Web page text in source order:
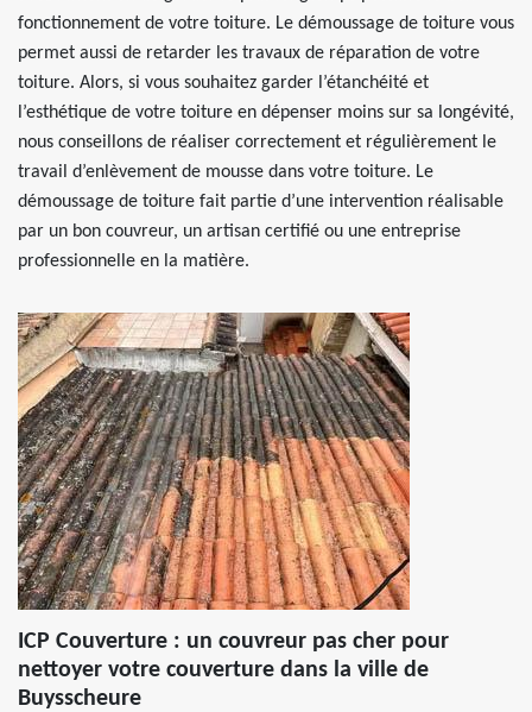
fonctionnement de votre toiture. Le démoussage de toiture vous
permet aussi de retarder les travaux de réparation de votre
toiture. Alors, si vous souhaitez garder l’étanchéité et
l’esthétique de votre toiture en dépenser moins sur sa longévité,
nous conseillons de réaliser correctement et régulièrement le
travail d’enlèvement de mousse dans votre toiture. Le
démoussage de toiture fait partie d’une intervention réalisable
par un bon couvreur, un artisan certifié ou une entreprise
professionnelle en la matière.
ICP Couverture : un couvreur pas cher pour
nettoyer votre couverture dans la ville de
Buysscheure